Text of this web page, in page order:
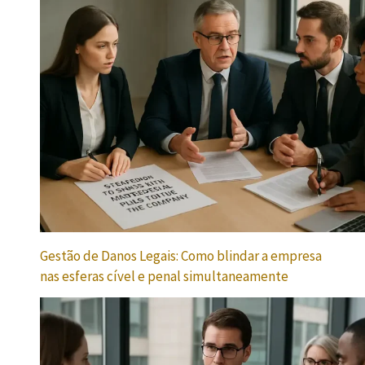
Gestão de Danos Legais: Como blindar a empresa
nas esferas cível e penal simultaneamente